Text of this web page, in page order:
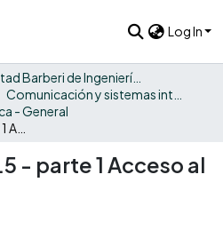
Log In
Facultad Barberi de Ingeniería, Diseño y Ciencias Aplicadas
- General
- parte 1 Acceso al